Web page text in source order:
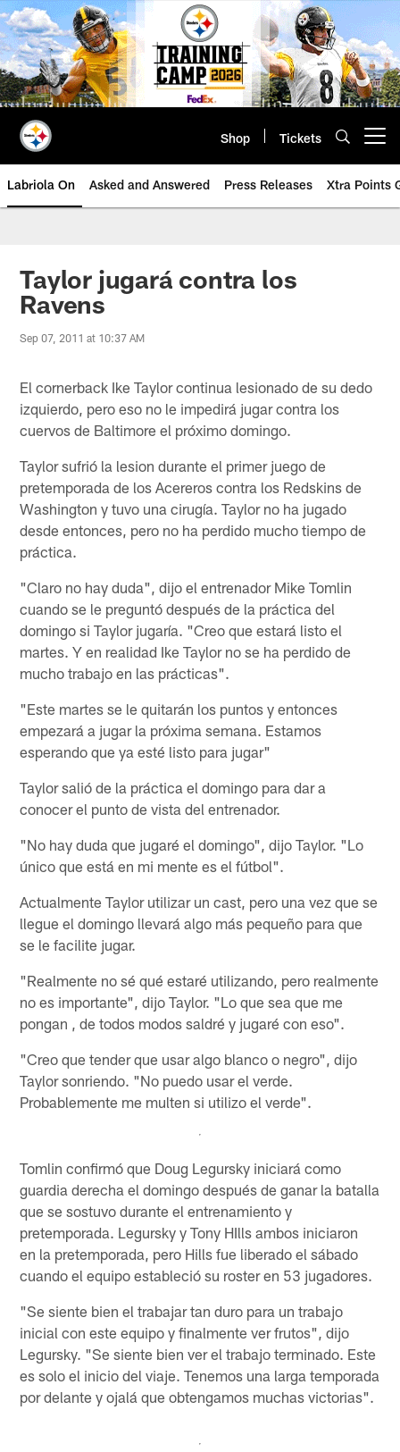
Skip
to
main
content
Shop Tickets
Labriola On Asked and Answered Press Releases Xtra Points
Taylor jugará contra los
Ravens
Sep 07, 2011 at 10:37 AM
El cornerback Ike Taylor continua lesionado de su dedo
izquierdo, pero eso no le impedirá jugar contra los
cuervos de Baltimore el próximo domingo.
Taylor sufrió la lesion durante el primer juego de
pretemporada de los Acereros contra los Redskins de
Washington y tuvo una cirugía. Taylor no ha jugado
desde entonces, pero no ha perdido mucho tiempo de
práctica.
"Claro no hay duda", dijo el entrenador Mike Tomlin
cuando se le preguntó después de la práctica del
domingo si Taylor jugaría. "Creo que estará listo el
martes. Y en realidad Ike Taylor no se ha perdido de
mucho trabajo en las prácticas".
"Este martes se le quitarán los puntos y entonces
empezará a jugar la próxima semana. Estamos
esperando que ya esté listo para jugar"
Taylor salió de la práctica el domingo para dar a
conocer el punto de vista del entrenador.
"No hay duda que jugaré el domingo", dijo Taylor. "Lo
único que está en mi mente es el fútbol".
Actualmente Taylor utilizar un cast, pero una vez que se
llegue el domingo llevará algo más pequeño para que
se le facilite jugar.
"Realmente no sé qué estaré utilizando, pero realmente
no es importante", dijo Taylor. "Lo que sea que me
pongan , de todos modos saldré y jugaré con eso".
"Creo que tender que usar algo blanco o negro", dijo
Taylor sonriendo. "No puedo usar el verde.
Probablemente me multen si utilizo el verde".
Tomlin confirmó que Doug Legursky iniciará como
guardia derecha el domingo después de ganar la batalla
que se sostuvo durante el entrenamiento y
pretemporada. Legursky y Tony HIlls ambos iniciaron
en la pretemporada, pero Hills fue liberado el sábado
cuando el equipo estableció su roster en 53 jugadores.
"Se siente bien el trabajar tan duro para un trabajo
inicial con este equipo y finalmente ver frutos", dijo
Legursky. "Se siente bien ver el trabajo terminado. Este
es solo el inicio del viaje. Tenemos una larga temporada
por delante y ojalá que obtengamos muchas victorias".